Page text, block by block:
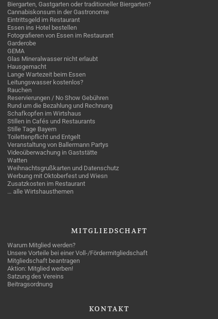
Biergarten, Gastgarten oder traditioneller Biergarten?
Cannabiskonsum in der Gastronomie
Eintrittsgeld im Restaurant
Essen ins Hotel bestellen
Fotografieren von Essen im Restaurant
Garderobe
GEMA
Glas Mineralwasser nicht erlaubt
Hausgemacht
Lange Wartezeit beim Essen
Leitungswasser kostenlos?
Rauchen
Reservierungen / No Show Gebühren
Rund um die Bezahlung und Rechnung
Schafkopfen im Wirtshaus
Stillen in Cafés und Restaurants
Stille Tage Bayern
Toilettenpflicht und Entgelt
Veranstaltung von Ballermann Partys
Videoüberwachung in Gaststätte
Watten
Weihnachtsgrußkarten und Datenschutz
Werbung mit Oktoberfest und Wiesn
Zusatzkosten im Restaurant
… alle Wirtshausthemen
MITGLIEDSCHAFT
Warum Mitglied werden?
Unsere Vorteile bei einer Voll-/Fördermitgliedschaft
Mitgliedschaft beantragen
Aktion: Mitglied werben!
Satzung des Vereins
Beitragsordnung
KONTAKT